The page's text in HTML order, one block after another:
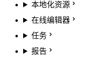
本地化资源
在线编辑器
任务
报告